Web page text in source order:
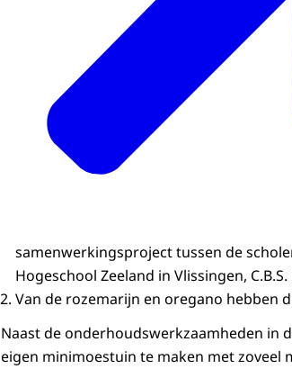
samenwerkingsproject tussen de
Hogeschool Zeeland in Vlissingen,
Van de rozemarijn en oregano hebben
Naast de onderhoudswerkzaamheden in
eigen minimoestuin te maken met